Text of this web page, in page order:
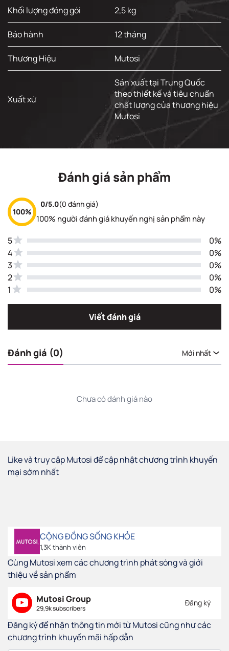
Khối lượng đóng gói 2,5 kg
Bảo hành 12 tháng
Thương Hiệu Mutosi
Xuất xứ
Sản xuất tại Trung Quốc
theo thiết kế và tiêu chuẩn
chất lượng của thương hiệu
Mutosi
Đánh giá sản phẩm
100%
0/5.0(0 đánh giá)
100% người đánh giá khuyến nghị sản phẩm này
5
0%
4
0%
3
0%
2
0%
1
0%
Viết đánh giá
Đánh giá (0) Mới nhất
Chưa có đánh giá nào
Like và truy cập Mutosi để cập nhật chương trình khuyến
mại sớm nhất
CỘNG ĐỒNG SỐNG KHỎE
1,3K thành viên
Cùng Mutosi xem các chương trình phát sóng và giới
thiệu về sản phẩm
Mutosi Group
29,9k subscribers
Đăng ký
Đăng ký để nhận thông tin mới từ Mutosi cũng như các
chương trình khuyến mãi hấp dẫn